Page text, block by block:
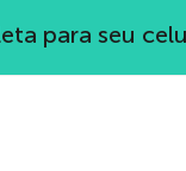
para seu